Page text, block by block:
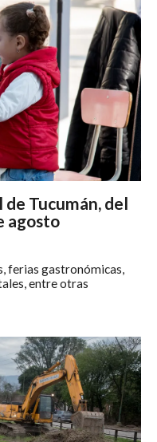
Tucumán, del
agosto
ferias gastronómicas,
entre otras